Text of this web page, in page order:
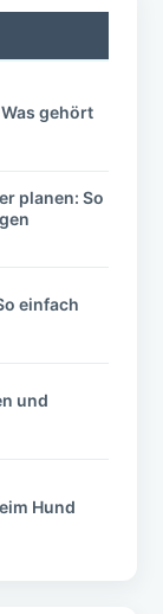
gehört
planen: So
einfach
und
Hund